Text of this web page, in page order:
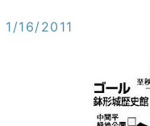
1/16/2011